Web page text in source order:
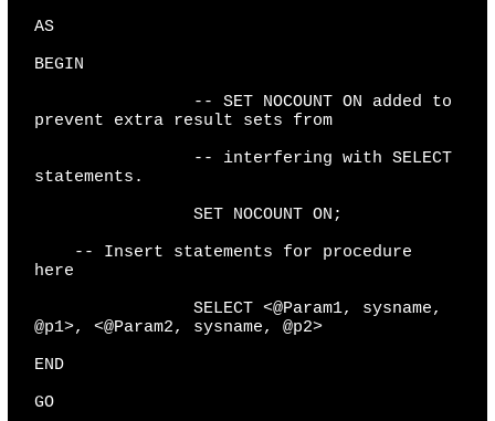
AS
BEGIN
-- SET NOCOUNT ON added to
prevent extra result sets from
-- interfering with SELECT
statements.
SET NOCOUNT ON;
-- Insert statements for procedure
here
SELECT <@Param1, sysname,
@p1>, <@Param2, sysname, @p2>
END
GO